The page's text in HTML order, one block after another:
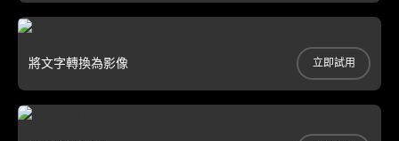
將文字轉換為影像 立即試用